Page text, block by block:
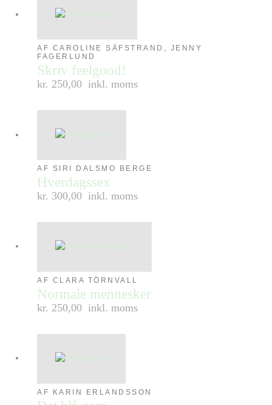
AF CAROLINE SÄFSTRAND, JENNY
FAGERLUND
Skriv feelgood!
kr. 250,00 inkl. moms
AF SIRI DALSMO BERGE
Hverdagssex
kr. 300,00 inkl. moms
AF CLARA TÖRNVALL
Normale mennesker
kr. 250,00 inkl. moms
AF KARIN ERLANDSSON